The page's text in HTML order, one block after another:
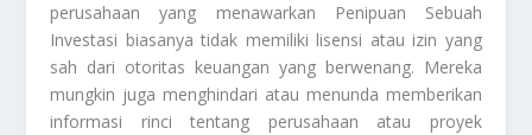
perusahaan yang menawarkan
Penipuan Sebuah
Investasi biasanya tidak memiliki lisensi atau izin yang
sah dari otoritas keuangan yang berwenang. Mereka
mungkin juga menghindari atau menunda memberikan
informasi rinci tentang perusahaan atau proyek